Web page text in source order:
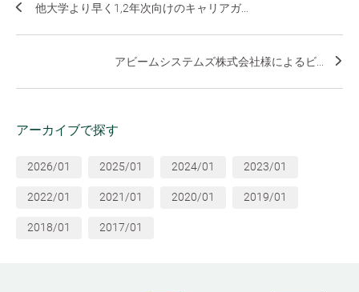
他大学より早く1,2年次向けのキャリアガ...
アビームシステムズ株式会社様によるビ...
アーカイブで探す
2026/01 2025/01 2024/01 2023/01
2022/01 2021/01 2020/01 2019/01
2018/01 2017/01